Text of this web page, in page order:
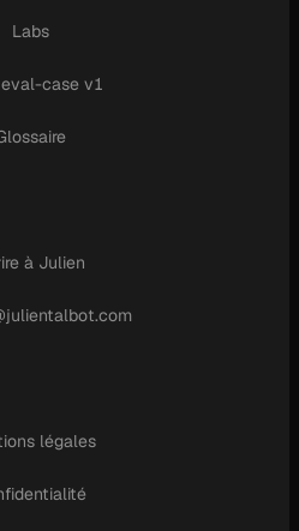
Labs
case v1
à Julien
légales